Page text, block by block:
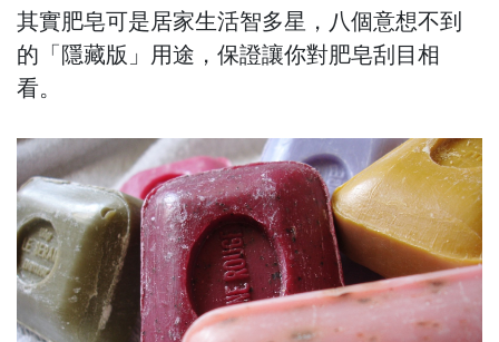
其實肥皂可是居家生活智多星，八個意想不到
的「隱藏版」用途，保證讓你對肥皂刮目相
看。